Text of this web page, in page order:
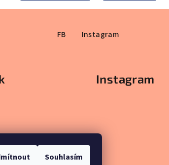
Souhlasím
FB Instagram
Instagram